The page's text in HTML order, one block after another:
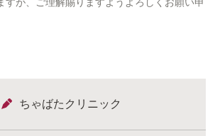
ちゃばたクリニック